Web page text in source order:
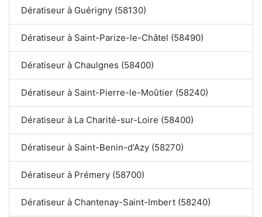
Dératiseur à Guérigny (58130)
Dératiseur à Saint-Parize-le-Châtel (58490)
Dératiseur à Chaulgnes (58400)
Dératiseur à Saint-Pierre-le-Moûtier (58240)
Dératiseur à La Charité-sur-Loire (58400)
Dératiseur à Saint-Benin-d'Azy (58270)
Dératiseur à Prémery (58700)
Dératiseur à Chantenay-Saint-Imbert (58240)